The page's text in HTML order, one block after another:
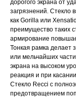
дорогого экрана от
загрязнений. Стекло
как Gorilla или
преимущество таких
армирование
Тонкая рамка делает
или мельчайших
экрана на высоком
реакция и при
Стекло Recci с
предотвращением